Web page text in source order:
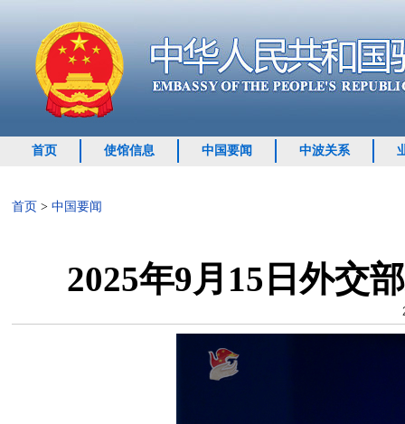
首页 使馆信息 中国要闻 中波关系
首页 > 中国要闻
2025年9月15日外交